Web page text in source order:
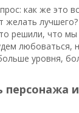
как же это
желать
решили, что
любоваться,
уровня,
персонажа